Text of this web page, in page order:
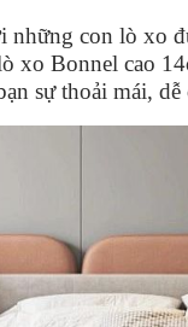
con lò xo
xo Bonnel cao
sự thoải mái,